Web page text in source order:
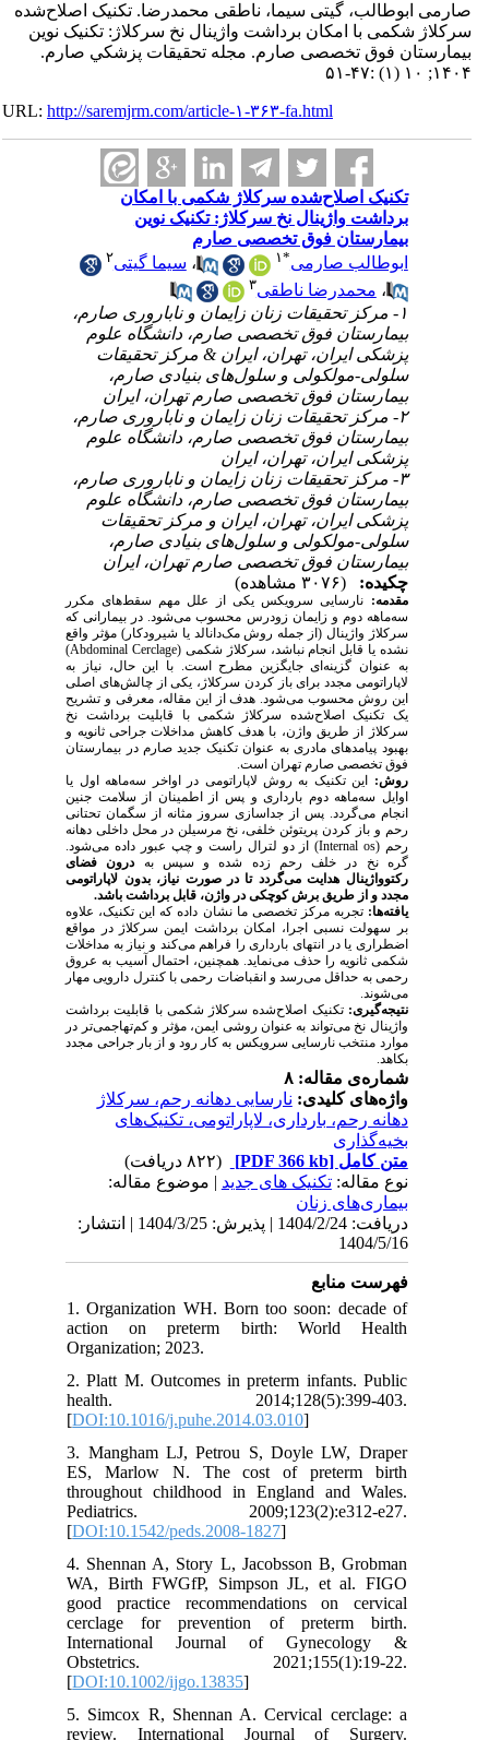
صارمی ابوطالب، گیتی سیما، ناطقی محمدرضا. تکنیک اصلاح‌شده
سرکلاژ شکمی با امکان برداشت واژینال نخ سرکلاژ: تکنیک نوین
بیمارستان فوق تخصصی صارم. مجله تحقيقات پزشكي صارم.
۱۴۰۴; ۱۰ (۱) :۴۷-۵۱
URL:http://saremjrm.com/article-۱-۳۶۳-fa.html
تکنیک اصلاح‌شده سرکلاژ شکمی با امکان
برداشت واژینال نخ سرکلاژ: تکنیک نوین
بیمارستان فوق تخصصی صارم
ابوطالب صارمی
۱ ،سیما گیتی
،محمدرضا ناطقی
۱- مرکز تحقیقات زنان زایمان و ناباروری صارم،
بیمارستان فوق تخصصی صارم، دانشگاه علوم
پزشکی ایران، تهران، ایران & مرکز تحقیقات
سلولی-مولکولی و سلول‌های بنیادی صارم،
بیمارستان فوق تخصصی صارم تهران، ایران
۲- مرکز تحقیقات زنان زایمان و ناباروری صارم،
بیمارستان فوق تخصصی صارم، دانشگاه علوم
پزشکی ایران، تهران، ایران
۳- مرکز تحقیقات زنان زایمان و ناباروری صارم،
بیمارستان فوق تخصصی صارم، دانشگاه علوم
پزشکی ایران، تهران، ایران و مرکز تحقیقات
سلولی-مولکولی و سلول‌های بنیادی صارم،
بیمارستان فوق تخصصی صارم تهران، ایران
چکیده:
مقدمه: نارسایی سرویکس یکی از علل مهم سقط‌های مکرر
سه‌ماهه دوم و زایمان زودرس محسوب می‌شود. در بیمارانی که
سرکلاژ واژینال (از جمله روش مک‌دانالد یا شیرودکار) مؤثر واقع
نشده یا قابل انجام نباشد، سرکلاژ شکمی ( Abdominal Cerclage
)
به عنوان گزینه‌ای جایگزین مطرح است. با این حال، نیاز به
لاپاراتومی مجدد برای باز کردن سرکلاژ، یکی از چالش‌های اصلی
این روش محسوب می‌شود.هدف از این مقاله،معرفی و تشریح
یک تکنیک اصلاح‌شده سرکلاژ شکمی با قابلیت برداشت نخ
سرکلاژ از طریق واژن، با هدف کاهش مداخلات جراحی ثانویه و
بهبود پیامدهای مادری به عنوان تکنیک جدید صارم در بیمارستان
فوق تخصصی صارم تهران است.
روش: این تکنیک به روش لاپاراتومی در اواخر سه‌ماهه اول یا
اوایل سه‌ماهه دوم بارداری و پس از اطمینان از سلامت جنین
انجام می‌گردد. پس از جدا‌سازی سروز مثانه از سگمان تحتانی
رحم و باز کردن پریتوئن خلفی، نخ مرسیلن در محل داخلی دهانه
رحم(
Internal os
) از دو لترال راست و چپ عبور داده می‌شود.
گره نخ در خلف رحم زده شده و سپس بهدرون فضای
رکتوواژینال هدایت می‌گردد تا در صورت نیاز، بدون لاپاراتومی
مجدد و از طریق برش کوچکی در واژن، قابل برداشت باشد.
یافته‌ها: تجربه مرکز تخصصی ما نشان داده که این تکنیک، علاوه
بر سهولت نسبی اجرا، امکان برداشت ایمن سرکلاژ در مواقع
اضطراری یا در انتهای بارداری را فراهم می‌کند و نیاز به مداخلات
شکمی ثانویه را حذف می‌نماید. همچنین، احتمال آسیب به عروق
رحمی به حداقل می‌رسد و انقباضات رحمی با کنترل دارویی مهار
می‌شوند.
نتیجه‌گیری: تکنیک اصلاح‌شده سرکلاژ شکمی با قابلیت برداشت
واژینال نخ می‌تواند به عنوان روشی ایمن، مؤثر و کم‌تهاجمی‌تر در
موارد منتخب نارسایی سرویکس به کار رود و از بار جراحی مجدد
بکاهد.
شماره‌ی مقاله: ۸
واژه‌های کلیدی:نارسایی دهانه رحم، سرکلاژ
دهانه رحم، بارداری، لاپاراتومی، تکنیک‌های
بخیه‌گذاری
متن کامل[PDF 366 kb]
نوع مقاله:تکنیک های جدید| موضوع مقاله:
بيماری‌های زنان
دریافت: 1404/2/24 | پذیرش: 1404/3/25 | انتشار:
1404/5/16
فهرست منابع
1. Organization WH. Born too soon: decade of
action on preterm birth: World Health
Organization; 2023.
2. Platt M. Outcomes in preterm infants. Public
health. 2014;128(5):399-403.
[DOI:10.1016/j.puhe.2014.03.010
3. Mangham LJ, Petrou S, Doyle LW, Draper
ES, Marlow N. The cost of preterm birth
throughout childhood in England and Wales.
Pediatrics. 2009;123(2):e312-e27.
[DOI:10.1542/peds.2008-1827
4. Shennan A, Story L, Jacobsson B, Grobman
WA, Birth FWGfP, Simpson JL, et al. FIGO
good practice recommendations on cervical
cerclage for prevention of preterm birth.
International Journal of Gynecology &
Obstetrics. 2021;155(1):19-22.
[DOI:10.1002/ijgo.13835
5. Simcox R, Shennan A. Cervical cerclage: a
review. International Journal of Surgery.